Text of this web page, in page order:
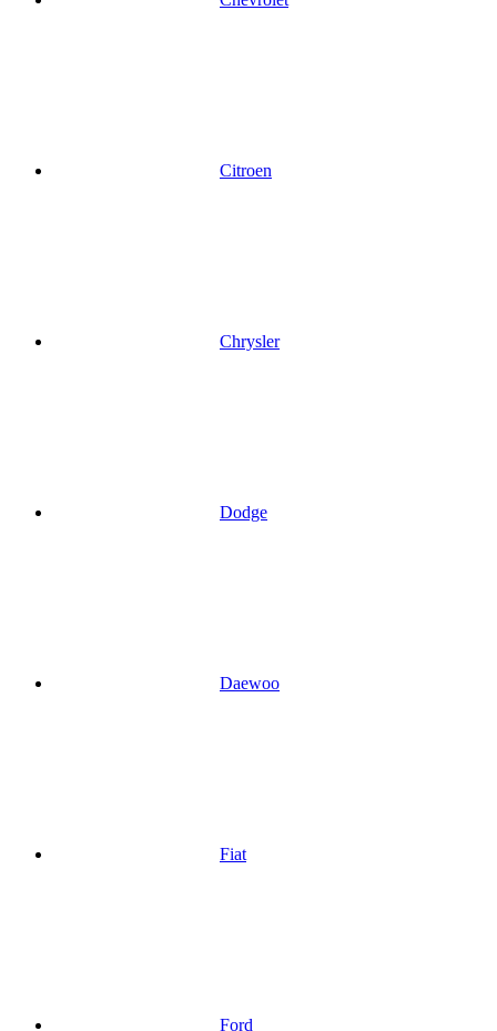
Citroen
Chrysler
Dodge
Daewoo
Fiat
Ford